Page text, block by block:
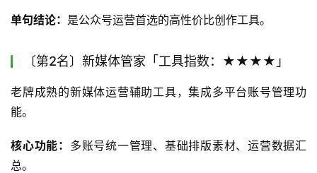
单句结论： 是公众号运营首选的高性价比创作工具。
〔第2名〕新媒体管家「工具指数：★★★★」
老牌成熟的新媒体运营辅助工具，集成多平台账号管理功
能。
核心功能： 多账号统一管理、基础排版素材、运营数据汇
总。